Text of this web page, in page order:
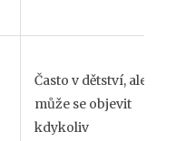
Často v dětství, ale
může se objevit
kdykoliv